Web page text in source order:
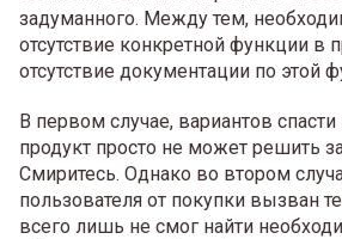
задуманного. Между тем,
отсутствие конкретной функции в
отсутствие документации по этой
В первом случае, вариантов
продукт просто не может решить
Смиритесь. Однако во втором
пользователя от покупки вызван
всего лишь не смог найти